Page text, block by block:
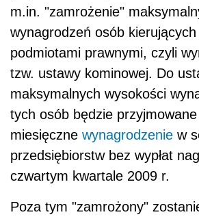
m.in. "zamrożenie"
wynagrodzeń osób
podmiotami prawnymi, czyli
tzw. ustawy kominowej. Do
maksymalnych wysokości
tych osób będzie
miesięczne wynagrodzenie w
przedsiębiorstw bez wypłat
czwartym kwartale 2009 r.
Poza tym "zamrożony"